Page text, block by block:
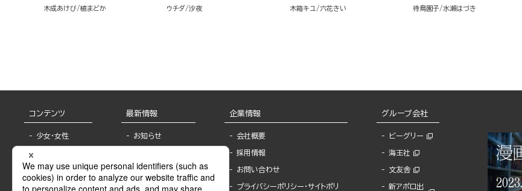
恋こじらせ王子のお気に入り～ コ
木成あけび 植まどか
なりました コミック版 （2）
ウチダ 沙夜
アプローチ～（１）
木箱キユ 六花きい
（1）
待鳥園子 水瀬はづき
コンテンツ
少女・女性
BL
ライトノベル
最新情報
お知らせ
報
書店様へ
企業情報
会社概要
採用情報
お問い合わせ
プライバシーポリシー・サイトポリ
グループ会社
ビーグリー
海王社
文友舎
新アポロ出